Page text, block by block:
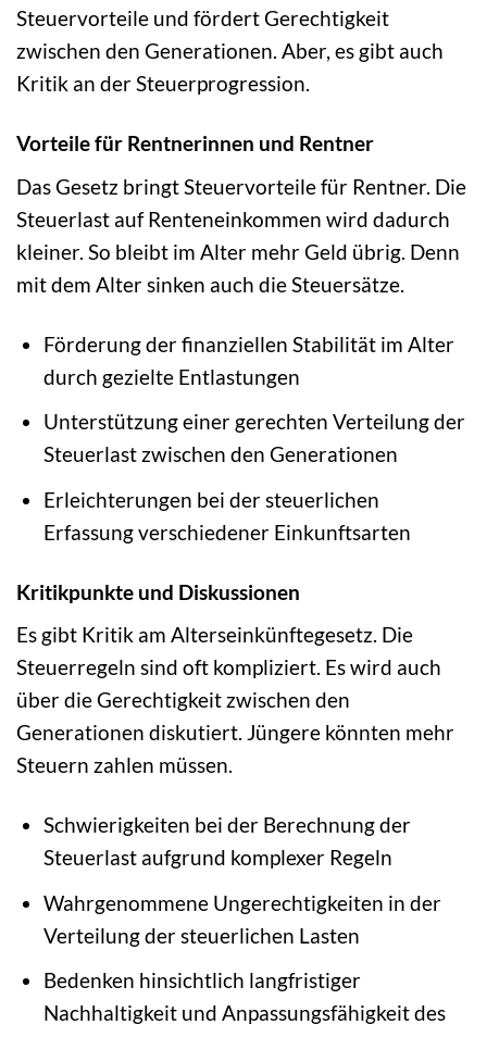
Steuervorteile und fördert Gerechtigkeit
zwischen den Generationen. Aber, es gibt auch
Kritik an der Steuerprogression.
Vorteile für Rentnerinnen und Rentner
Das Gesetz bringt Steuervorteile für Rentner. Die
Steuerlast auf Renteneinkommen wird dadurch
kleiner. So bleibt im Alter mehr Geld übrig. Denn
mit dem Alter sinken auch die Steuersätze.
Förderung der finanziellen Stabilität im Alter
durch gezielte Entlastungen
Unterstützung einer gerechten Verteilung der
Steuerlast zwischen den Generationen
Erleichterungen bei der steuerlichen
Erfassung verschiedener Einkunftsarten
Kritikpunkte und Diskussionen
Es gibt Kritik am Alterseinkünftegesetz. Die
Steuerregeln sind oft kompliziert. Es wird auch
über die Gerechtigkeit zwischen den
Generationen diskutiert. Jüngere könnten mehr
Steuern zahlen müssen.
Schwierigkeiten bei der Berechnung der
Steuerlast aufgrund komplexer Regeln
Wahrgenommene Ungerechtigkeiten in der
Verteilung der steuerlichen Lasten
Bedenken hinsichtlich langfristiger
Nachhaltigkeit und Anpassungsfähigkeit des